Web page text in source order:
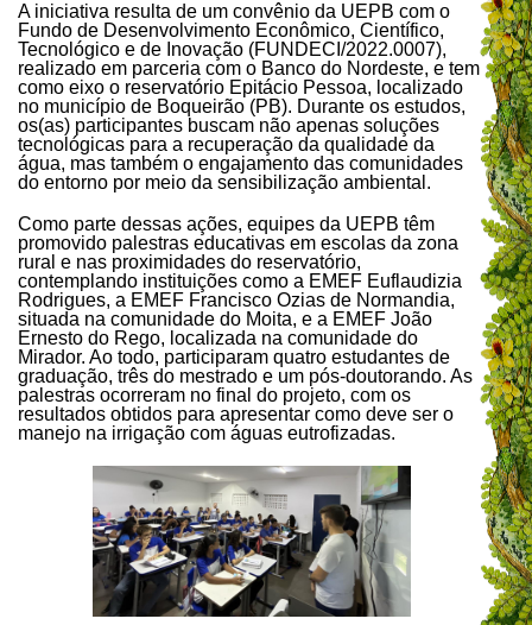
A iniciativa resulta de um convênio da UEPB com o
Fundo de Desenvolvimento Econômico, Científico,
Tecnológico e de Inovação (FUNDECI/2022.0007),
realizado em parceria com o Banco do Nordeste, e tem
como eixo o reservatório Epitácio Pessoa, localizado
no município de Boqueirão (PB). Durante os estudos,
os(as) participantes buscam não apenas soluções
tecnológicas para a recuperação da qualidade da
água, mas também o engajamento das comunidades
do entorno por meio da sensibilização ambiental.
Como parte dessas ações, equipes da UEPB têm
promovido palestras educativas em escolas da zona
rural e nas proximidades do reservatório,
contemplando instituições como a EMEF Euflaudizia
Rodrigues, a EMEF Francisco Ozias de Normandia,
situada na comunidade do Moita, e a EMEF João
Ernesto do Rego, localizada na comunidade do
Mirador. Ao todo, participaram quatro estudantes de
graduação, três do mestrado e um pós-doutorando. As
palestras ocorreram no final do projeto, com os
resultados obtidos para apresentar como deve ser o
manejo na irrigação com águas eutrofizadas.